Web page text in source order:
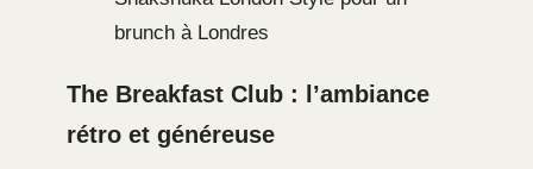
brunch à Londres
The Breakfast Club : l’ambiance
rétro et généreuse